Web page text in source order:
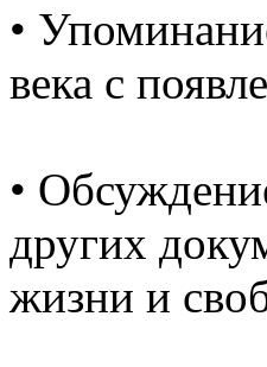
•
века с
•
других
жизни и